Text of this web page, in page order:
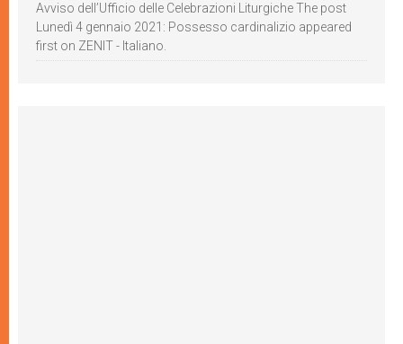
Avviso dell’Ufficio delle Celebrazioni Liturgiche The post
Lunedì 4 gennaio 2021: Possesso cardinalizio appeared
first on ZENIT - Italiano.